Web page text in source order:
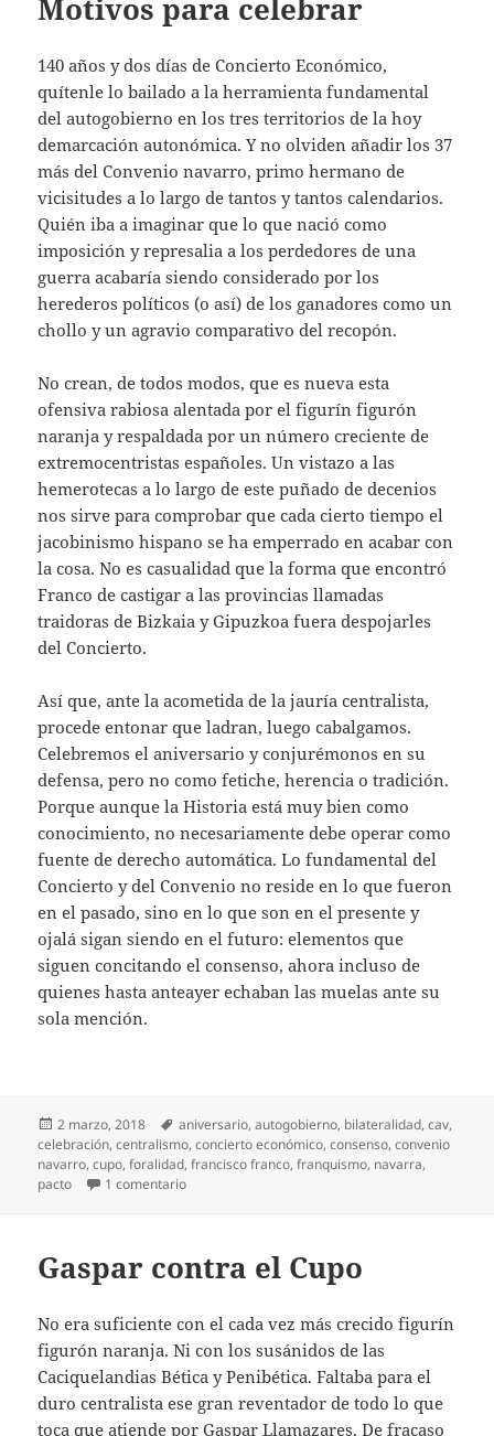
Motivos para celebrar
140 años y dos días de Concierto Económico,
quítenle lo bailado a la herramienta fundamental
del autogobierno en los tres territorios de la hoy
demarcación autonómica. Y no olviden añadir los 37
más del Convenio navarro, primo hermano de
vicisitudes a lo largo de tantos y tantos calendarios.
Quién iba a imaginar que lo que nació como
imposición y represalia a los perdedores de una
guerra acabaría siendo considerado por los
herederos políticos (o así) de los ganadores como un
chollo y un agravio comparativo del recopón.
No crean, de todos modos, que es nueva esta
ofensiva rabiosa alentada por el figurín figurón
naranja y respaldada por un número creciente de
extremocentristas españoles. Un vistazo a las
hemerotecas a lo largo de este puñado de decenios
nos sirve para comprobar que cada cierto tiempo el
jacobinismo hispano se ha emperrado en acabar con
la cosa. No es casualidad que la forma que encontró
Franco de castigar a las provincias llamadas
traidoras de Bizkaia y Gipuzkoa fuera despojarles
del Concierto.
Así que, ante la acometida de la jauría centralista,
procede entonar que ladran, luego cabalgamos.
Celebremos el aniversario y conjurémonos en su
defensa, pero no como fetiche, herencia o tradición.
Porque aunque la Historia está muy bien como
conocimiento, no necesariamente debe operar como
fuente de derecho automática. Lo fundamental del
Concierto y del Convenio no reside en lo que fueron
en el pasado, sino en lo que son en el presente y
ojalá sigan siendo en el futuro: elementos que
siguen concitando el consenso, ahora incluso de
quienes hasta anteayer echaban las muelas ante su
sola mención.
Publicado
el
2 marzo, 2018 Etiquetas
aniversario,autogobierno, bilateralidad,cav,
celebración,centralismo,concierto económico,consenso,convenio
navarro,cupo,foralidad,francisco franco,franquismo, navarra,
pacto
1 comentarioen Motivos para celebrar
Gaspar contra el Cupo
No era suficiente con el cada vez más crecido figurín
figurón naranja. Ni con los susánidos de las
Caciquelandias Bética y Penibética. Faltaba para el
duro centralista ese gran reventador de todo lo que
toca que atiende por Gaspar Llamazares. De fracaso